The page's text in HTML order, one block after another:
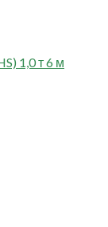
1,0 т 6 м